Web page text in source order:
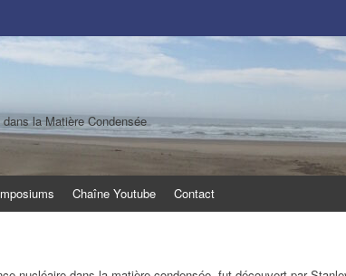
la Matière Condensée
Chaîne Youtube Contact